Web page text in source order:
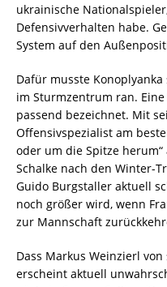
ukrainische
Defensivverhalten habe.
System auf den
Dafür musste
im Sturmzentrum ran.
passend bezeichnet. Mit
Offensivspezialist am
oder um die Spitze
Schalke nach den Winter-
Guido Burgstaller aktuell
noch größer wird, wenn
zur Mannschaft
Dass Markus Weinzierl
erscheint aktuell